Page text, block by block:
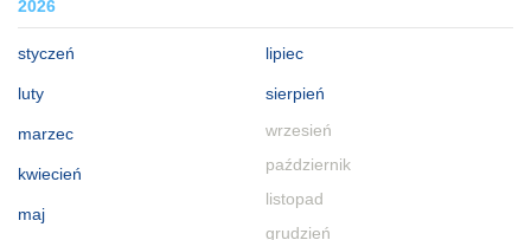
2026
styczeń
luty
marzec
kwiecień
maj
lipiec
sierpień
wrzesień
październik
listopad
grudzień